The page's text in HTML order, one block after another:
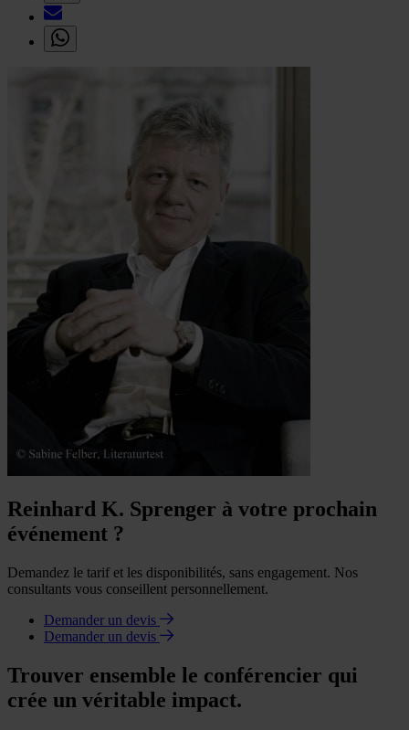
Reinhard K. Sprenger à votre prochain
événement ?
Demandez le tarif et les disponibilités, sans engagement. Nos
consultants vous conseillent personnellement.
Demander un devis
Demander un devis
Trouver ensemble le conférencier qui
crée un véritable impact.